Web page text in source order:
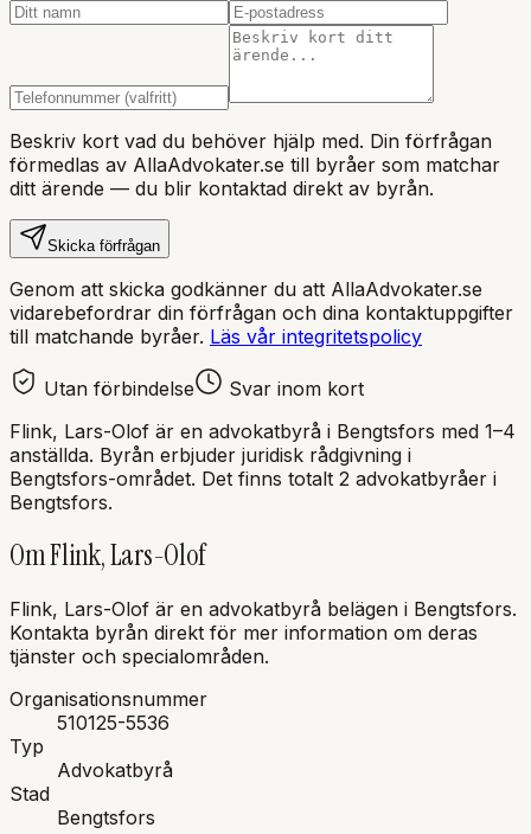
Beskriv kort vad du behöver hjälp med. Din förfrågan
förmedlas av AllaAdvokater.se till byråer som matchar
ditt ärende — du blir kontaktad direkt av byrån.
Skicka förfrågan
Genom att skicka godkänner du att AllaAdvokater.se
vidarebefordrar din förfrågan och dina kontaktuppgifter
till matchande byråer. Läs vår integritetspolicy
Utan förbindelse
Svar inom kort
Flink, Lars-Olof är en advokatbyrå i Bengtsfors med 1–4
anställda. Byrån erbjuder juridisk rådgivning i
Bengtsfors-området. Det finns totalt 2 advokatbyråer i
Bengtsfors.
OmFlink, Lars-Olof
Flink, Lars-Olof är en advokatbyrå belägen i Bengtsfors.
Kontakta byrån direkt för mer information om deras
tjänster och specialområden.
Organisationsnummer
510125-5536
Typ
Advokatbyrå
Stad
Bengtsfors